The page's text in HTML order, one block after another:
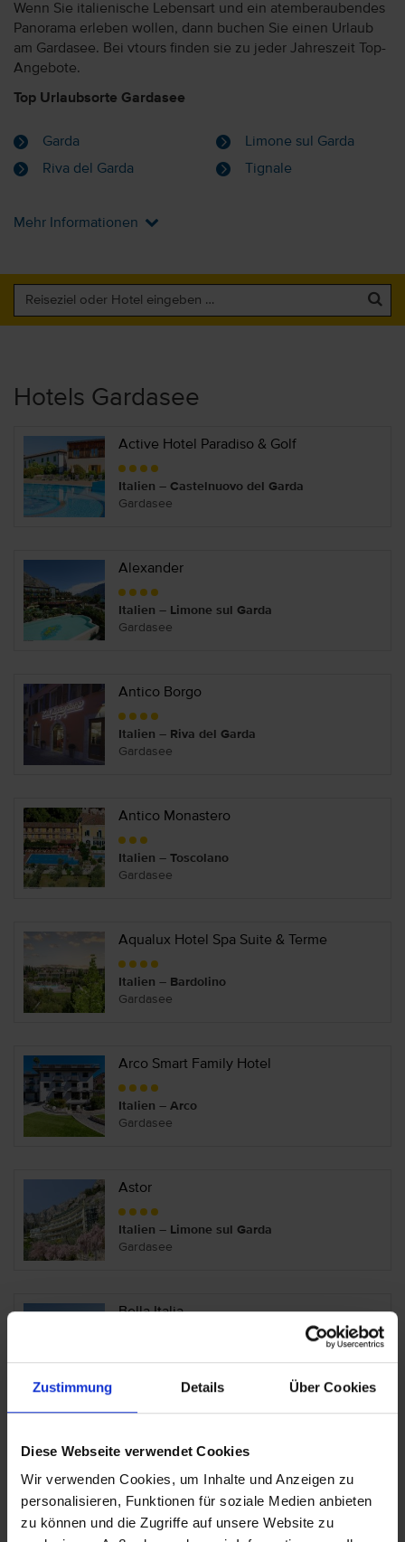
Zustimmung Details Über Cookies
Diese Webseite verwendet Cookies
Wir verwenden Cookies, um Inhalte und Anzeigen zu
personalisieren, Funktionen für soziale Medien anbieten
zu können und die Zugriffe auf unsere Website zu
Wenn Sie italienische Lebensart und ein atemberaubendes
Panorama erleben wollen, dann buchen Sie einen Urlaub
am Gardasee. Bei vtours finden sie zu jeder Jahreszeit Top-
Angebote.
Top Urlaubsorte Gardasee
Garda
Limone sul Garda
Riva del Garda
Tignale
Mehr Informationen
Hotels Gardasee
Active Hotel Paradiso & Golf
Italien – Castelnuovo del Garda
Gardasee
Alexander
Italien – Limone sul Garda
Gardasee
Antico Borgo
Italien – Riva del Garda
Gardasee
Antico Monastero
Italien – Toscolano
Gardasee
Aqualux Hotel Spa Suite & Terme
Italien – Bardolino
Gardasee
Arco Smart Family Hotel
Italien – Arco
Gardasee
Astor
Italien – Limone sul Garda
Gardasee
Bella Italia
Italien – Lazise
Gardasee